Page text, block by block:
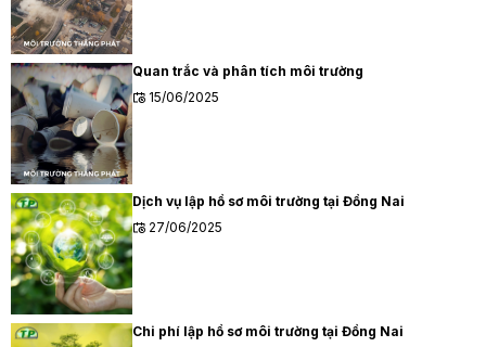
Quan trắc và phân tích môi trường
15/06/2025
Dịch vụ lập hồ sơ môi trường tại Đồng Nai
27/06/2025
Chi phí lập hồ sơ môi trường tại Đồng Nai